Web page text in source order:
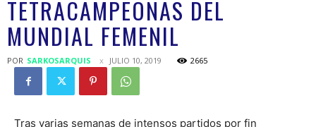
TETRACAMPEONAS DEL
MUNDIAL FEMENIL
POR SARKOSARQUIS JULIO 10, 2019 2665
Tras varias semanas de intensos partidos por fin